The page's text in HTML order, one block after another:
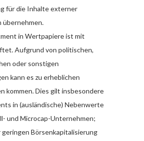
für die Inhalte externer
übernehmen.
in Wertpapiere ist mit
Aufgrund von politischen,
oder sonstigen
kann es zu erheblichen
kommen. Dies gilt insbesondere
in (ausländische) Nebenwerte
und Microcap-Unternehmen;
Börsenkapitalisierung